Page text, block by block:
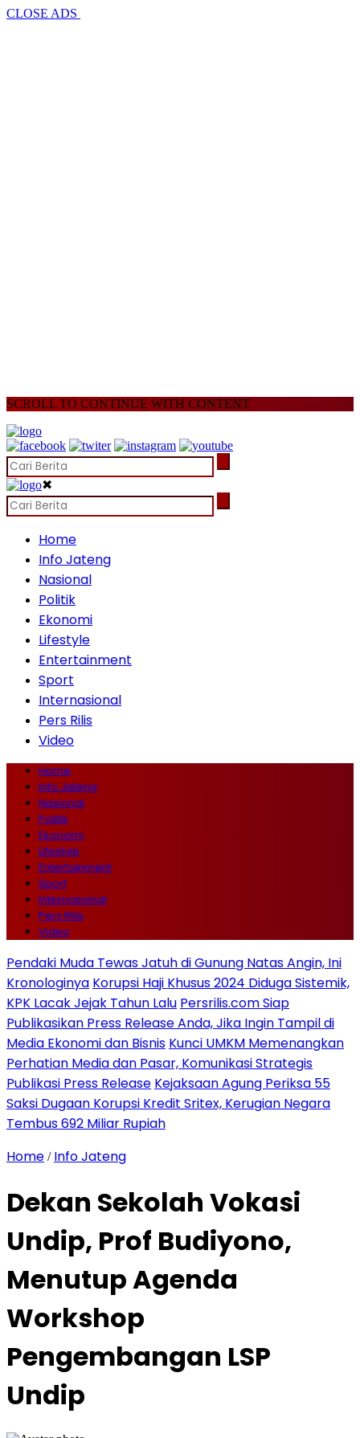
CLOSE ADS
SCROLL TO CONTINUE WITH CONTENT
✖
Home
Info Jateng
Nasional
Politik
Ekonomi
Lifestyle
Entertainment
Sport
Internasional
Pers Rilis
Video
Home
Info Jateng
Nasional
Politik
Ekonomi
Lifestyle
Entertainment
Sport
Internasional
Pers Rilis
Video
Pendaki Muda Tewas Jatuh di Gunung Natas Angin, Ini
Kronologinya Korupsi Haji Khusus 2024 Diduga Sistemik,
KPK Lacak Jejak Tahun Lalu Persrilis.com Siap
Publikasikan Press Release Anda, Jika Ingin Tampil di
Media Ekonomi dan Bisnis Kunci UMKM Memenangkan
Perhatian Media dan Pasar, Komunikasi Strategis
Publikasi Press Release Kejaksaan Agung Periksa 55
Saksi Dugaan Korupsi Kredit Sritex, Kerugian Negara
Tembus 692 Miliar Rupiah
Home / Info Jateng
Dekan Sekolah Vokasi
Undip, Prof Budiyono,
Menutup Agenda
Workshop
Pengembangan LSP
Undip